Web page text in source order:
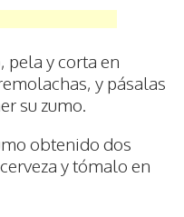
pela y corta en
y pásalas
su zumo.
obtenido dos
y tómalo en